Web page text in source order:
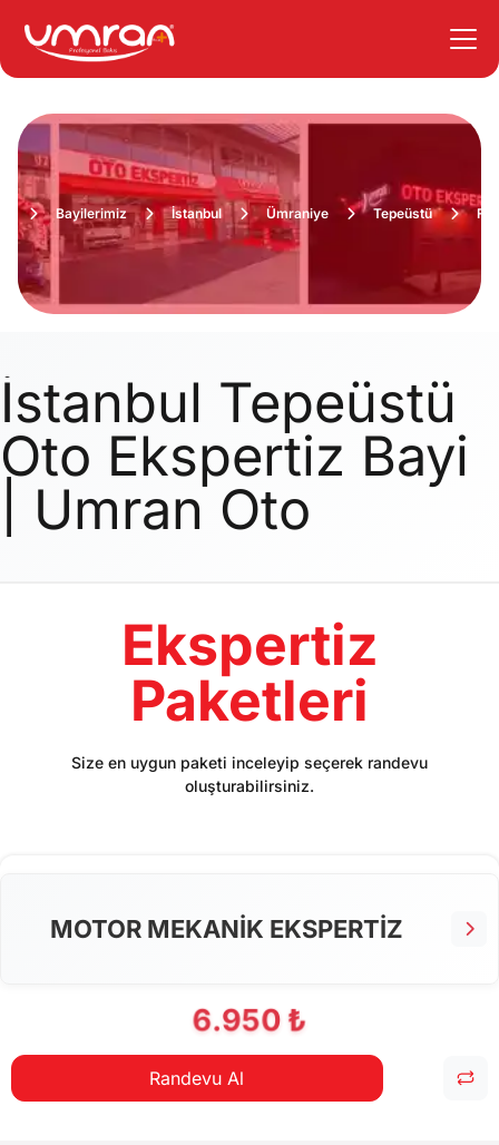
Bayilerimiz İstanbul Ümraniye Tepeüstü
İstanbul Tepeüstü
Oto Ekspertiz Bayi
| Umran Oto
Ekspertiz
Paketleri
Size en uygun paketi inceleyip seçerek randevu
oluşturabilirsiniz.
MOTOR MEKANİK EKSPERTİZ
6.950 ₺
Randevu Al